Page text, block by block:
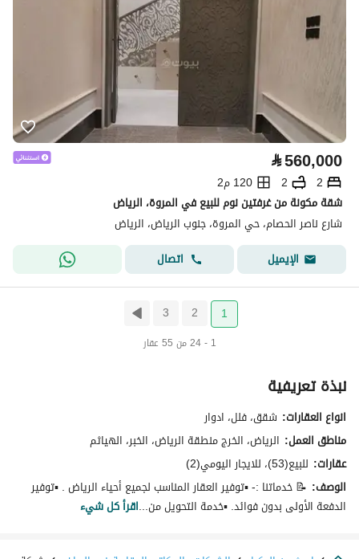
⃁560,000
2
2
120 م2
شقة مكونة من غرفتين نوم للبيع في المروة، الرياض
شارع ناصر الحصام، حي المروة، جنوب الرياض، الرياض
الإيميل
اتصال
1
2
3
1 - 24 من 55 عقار
نبذة تعريفية
انواع العقارات: شقق، فلل، ادوار
مناطق العمل: الرياض، الخرج منطقة الرياض، الخبر، الهياثم
عقارات: للبيع(53)، للايجار اليومي(2)
الوصف: 📝 خدماتنا :- ▪️توفير العقار المناسب لجميع أحياء الرياض . ▪️توفير
الدفعة الأولى بدون فوائد. ▪️خدمة التحويل من...اقرأ كل شيء